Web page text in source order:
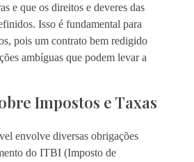
e que os direitos e deveres das
Isso é fundamental para
pois um contrato bem redigido
ambíguas que podem levar a
Impostos e Taxas
envolve diversas obrigações
do ITBI (Imposto de